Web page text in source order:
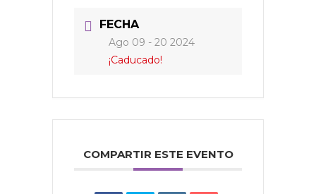
FECHA
Ago 09 - 20 2024
¡Caducado!
COMPARTIR ESTE EVENTO